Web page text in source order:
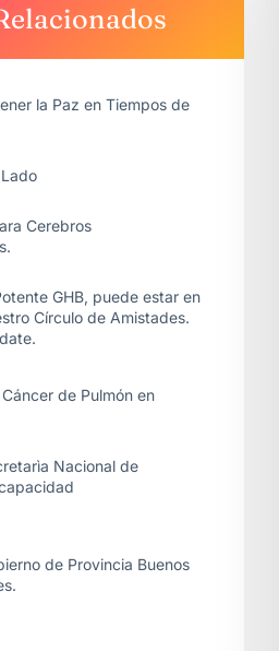
la Paz en Tiempos de
Cerebros
GHB, puede estar en
Círculo de Amistades.
de Pulmón en
Nacional de
de Provincia Buenos